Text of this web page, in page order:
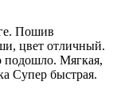
Пошив
цвет отличный.
подошло. Мягкая,
Супер быстрая.